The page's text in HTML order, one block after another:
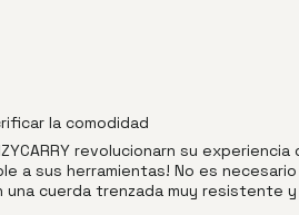
la comodidad
revolucionarn su
a sus herramientas! No es
una cuerda trenzada muy